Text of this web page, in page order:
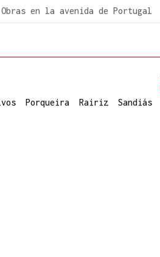
Obras en la avenida de Portugal
Porqueira Rairiz Sandiás